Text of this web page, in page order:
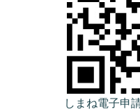
しまね電子申